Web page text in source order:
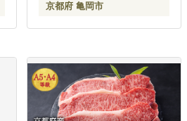
京都府 亀岡市